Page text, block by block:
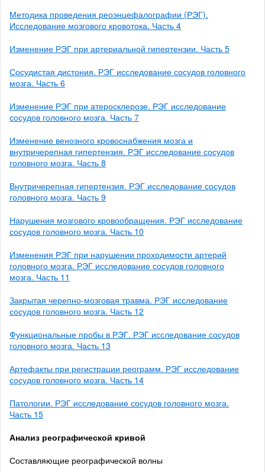
Методика проведения реоэнцефалографии (РЭГ).
Исследование мозгового кровотока. Часть 4
Изменение РЭГ при артериальной гипертензии. Часть 5
Сосудистая дистония. РЭГ исследование сосудов головного
мозга. Часть 6
Изменение РЭГ при атеросклерозе. РЭГ исследование
сосудов головного мозга. Часть 7
Изменение венозного кровоснабжения мозга и
внутричерепная гипертензия. РЭГ исследование сосудов
головного мозга. Часть 8
Внутричерепная гипертензия. РЭГ исследование сосудов
головного мозга. Часть 9
Нарушения мозгового кровообращения. РЭГ исследование
сосудов головного мозга. Часть 10
Изменения РЭГ при нарушении проходимости артерий
головного мозга. РЭГ исследование сосудов головного
мозга. Часть 11
Закрытая черепно-мозговая травма. РЭГ исследование
сосудов головного мозга. Часть 12
Функциональные пробы в РЭГ. РЭГ исследование сосудов
головного мозга. Часть 13
Артефакты при регистрации реограмм. РЭГ исследование
сосудов головного мозга. Часть 14
Патологии. РЭГ исследование сосудов головного мозга.
Часть 15
Анализ реографической кривой
Составляющие реографической волны